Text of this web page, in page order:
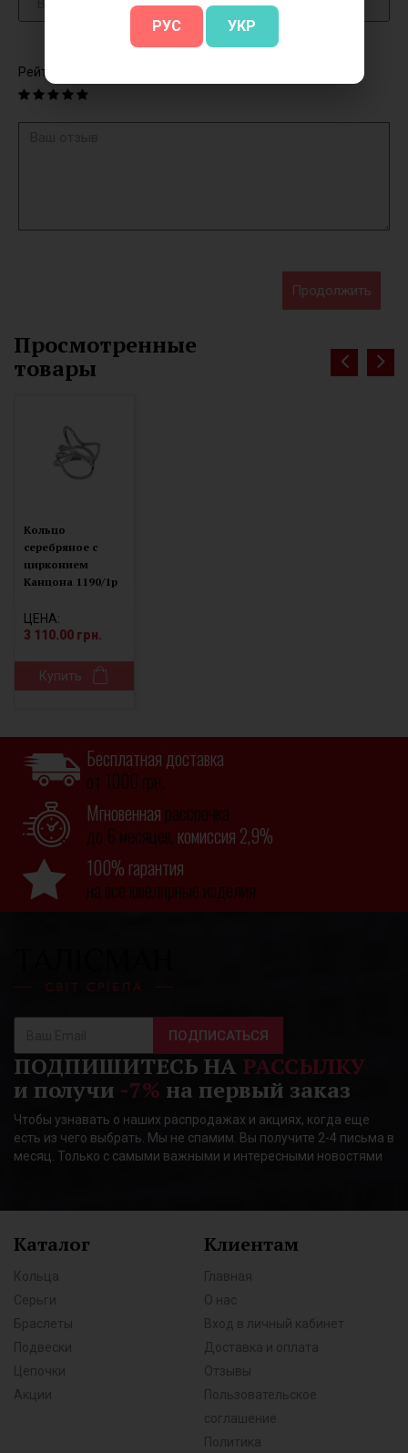
РУС УКР
Рейтинг
Продолжить
Просмотренные
товары
Кольцо
серебряное с
цирконием
Канцона 1190/1р
ЦЕНА:
3 110.00 грн.
Купить
Бесплатная доставка
от 1000 грн.
Мгновенная рассрочка
до 6 месяцев, комиссия 2,9%
100% гарантия
на все ювелирные изделия
ПОДПИСАТЬСЯ
ПОДПИШИТЕСЬ НА РАССЫЛКУ
и получи -7% на первый заказ
Чтобы узнавать о наших распродажах и акциях, когда еще
есть из чего выбрать. Мы не спамим. Вы получите 2-4 письма в
месяц. Только с самыми важными и интересными новостями
Каталог
Кольца
Серьги
Браслеты
Подвески
Цепочки
Акции
Клиентам
Главная
О нас
Вход в личный кабинет
Доставка и оплата
Отзывы
Пользовательское
соглашение
Политика